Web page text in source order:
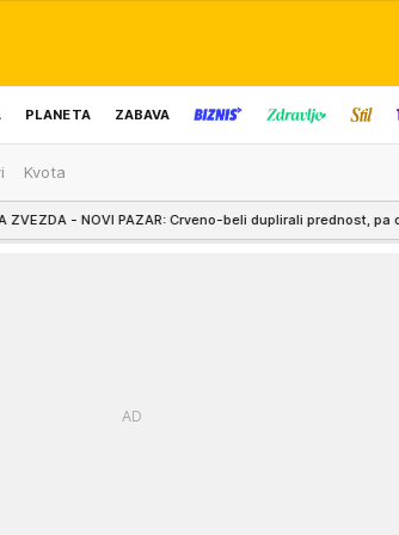
PLANETA ZABAVA
Kvota
PAZAR: Crveno-beli duplirali prednost, pa ostali sa igračem